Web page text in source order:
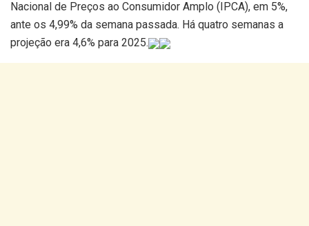
Nacional de Preços ao Consumidor Amplo (IPCA), em 5%,
ante os 4,99% da semana passada. Há quatro semanas a
projeção era 4,6% para 2025.